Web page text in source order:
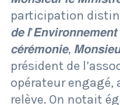
participation
𝙙𝙚
𝙘𝙚́𝙧𝙚́𝙢𝙤𝙣𝙞𝙚,
président de
opérateur engagé,
relève. On notait